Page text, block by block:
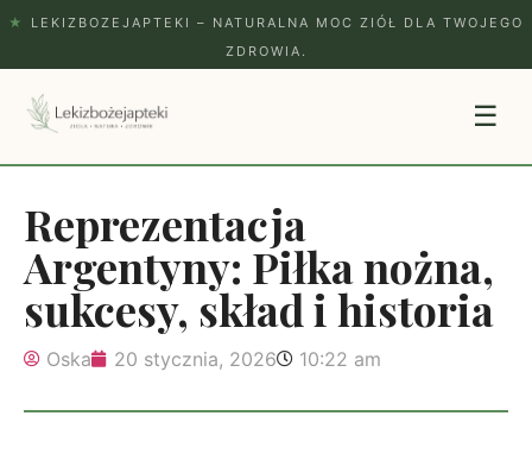
★
LEKIZBOZEJAPTEKI – NATURALNA MOC ZIÓŁ DLA TWOJEGO
ZDROWIA.
☰
Reprezentacja
Argentyny: Piłka nożna,
sukcesy, skład i historia
Oska 20 stycznia, 2026 10:22 am